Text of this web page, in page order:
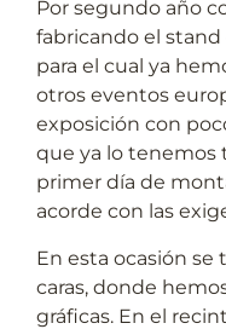
Por segundo año
fabricando el
para el cual ya
otros eventos
exposición con
que ya lo tenemos
primer día de
acorde con las
En esta ocasión se
caras, donde
gráficas. En el